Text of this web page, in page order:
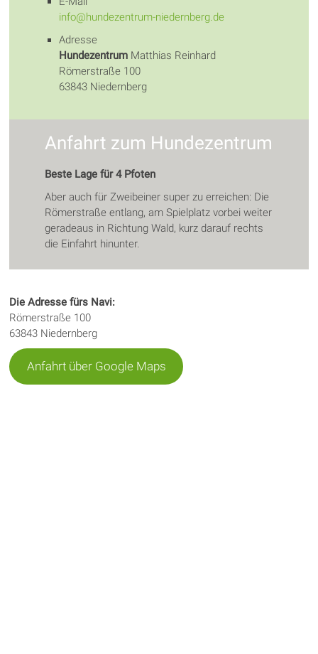
info@hundezentrum-niedernberg.de
Adresse
Hundezentrum Matthias Reinhard
Römerstraße 100
63843 Niedernberg
Anfahrt zum Hundezentrum
Beste Lage für 4 Pfoten
Aber auch für Zweibeiner super zu erreichen: Die
Römerstraße entlang, am Spielplatz vorbei weiter
geradeaus in Richtung Wald, kurz darauf rechts
die Einfahrt hinunter.
Die Adresse fürs Navi:
Römerstraße 100
63843 Niedernberg
Anfahrt über Google Maps